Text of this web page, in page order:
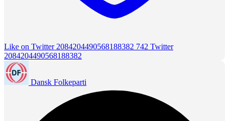
Like on Twitter 2084204490568188382 742 Twitter
2084204490568188382
Dansk Folkeparti